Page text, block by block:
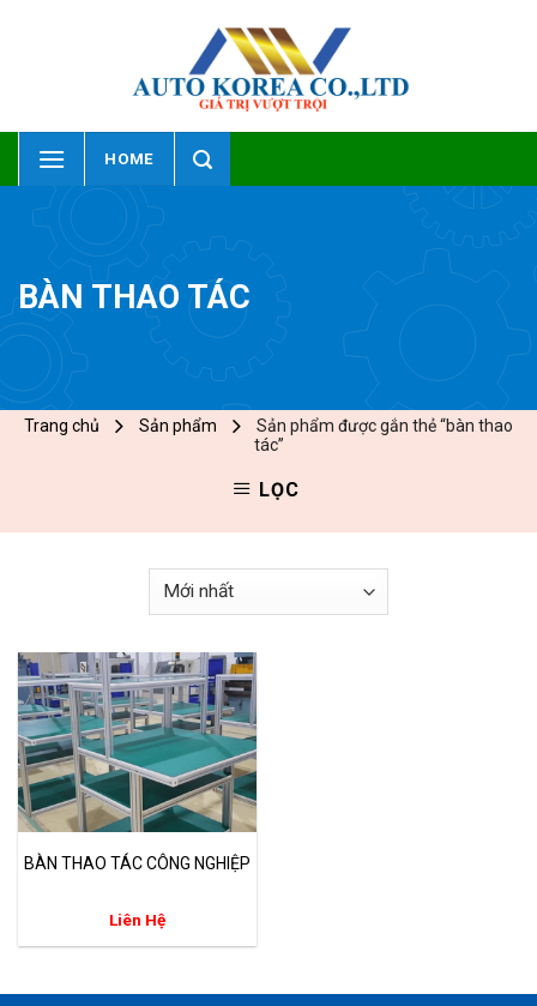
HOME
BÀN THAO TÁC
Trang chủ Sản phẩm
Sản phẩm được gắn thẻ “bàn thao
tác”
LỌC
BÀN THAO TÁC CÔNG NGHIỆP
Liên Hệ